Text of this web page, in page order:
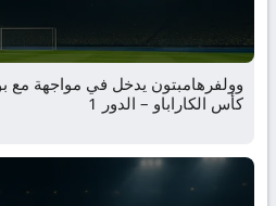
وولفرهامبتون يدخل في مواجهة مع
كأس الكاراباو – الدور 1